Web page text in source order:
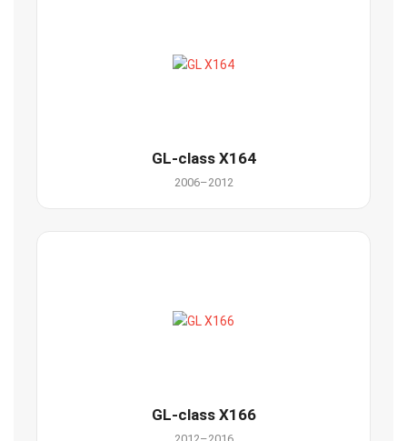
GL-class X164
2006–2012
GL-class X166